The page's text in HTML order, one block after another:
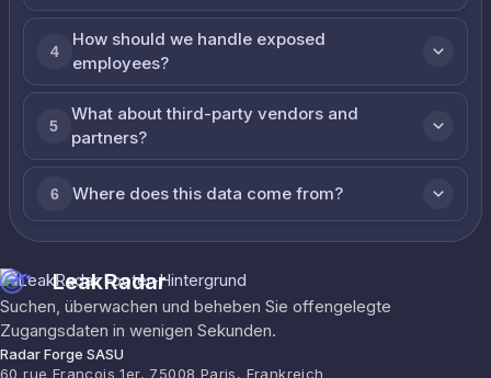
4
How should we handle exposed
employees?
5
What about third-party vendors and
partners?
6 Where does this data come from?
LeakRadar
Suchen, überwachen und beheben Sie offengelegte
Zugangsdaten in wenigen Sekunden.
Radar Forge SASU
60 rue François 1er, 75008 Paris, Frankreich